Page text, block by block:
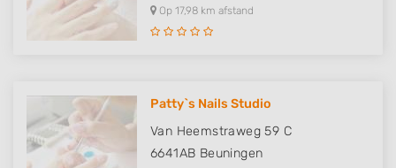
Op 17,98 km afstand
Patty`s Nails Studio
Van Heemstraweg 59 C
6641AB Beuningen
Use profiles to select personalised content
Measure content performance
Understand audiences through statistics
or combinations of data from different
sources